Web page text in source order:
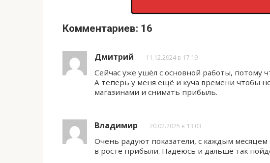
Комментариев: 16
Дмитрий 11.12.2024 в 17:19
Сейчас уже ушёл с основной работы, потому
А теперь у меня ещё и куча времени чтобы
магазинами и снимать прибыль.
Владимир 20.02.2025 в 13:03
Очень радуют показатели, с каждым
в росте прибыли. Надеюсь и дальше так